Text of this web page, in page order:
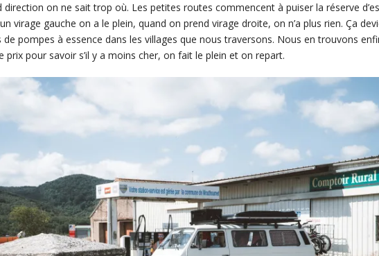
direction on ne sait trop où. Les petites routes commencent à puiser la réserve
virage gauche on a le plein, quand on prend virage droite, on n’a plus rien. Ça
de pompes à essence dans les villages que nous traversons. Nous en trouvons
prix pour savoir s’il y a moins cher, on fait le plein et on repart.